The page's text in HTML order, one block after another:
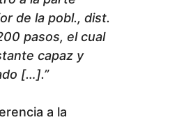
de la pobl., dist.
pasos, el cual
capaz y
[…].”
a la